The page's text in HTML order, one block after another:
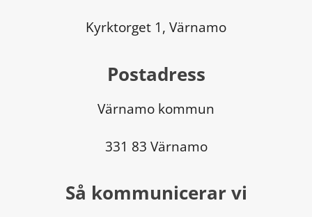
Kyrktorget 1, Värnamo
Postadress
Värnamo kommun
331 83 Värnamo
Så kommunicerar vi